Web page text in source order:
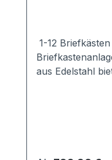
1-12
aus Edelstahl
Wählen Sie die